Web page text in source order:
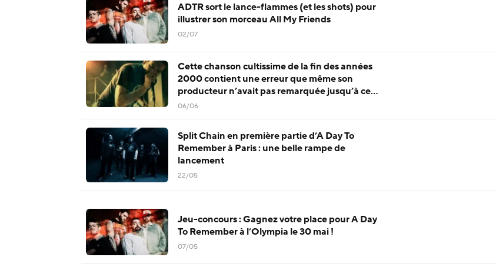
ADTR sort le lance-flammes (et les shots) pour
illustrer son morceau All My Friends
02/07
Cette chanson cultissime de la fin des années
2000 contient une erreur que même son
producteur n’avait pas remarquée jusqu’à ce
qu’un fan le lui signale
06/06
Split Chain en première partie d’A Day To
Remember à Paris : une belle rampe de
lancement
22/05
Jeu-concours : Gagnez votre place pour A Day
To Remember à l’Olympia le 30 mai !
07/05